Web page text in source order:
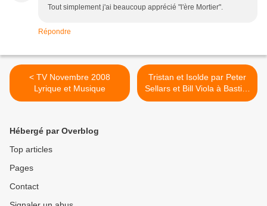
Tout simplement j'ai beaucoup apprécié "l'ère Mortier".
Répondre
< TV Novembre 2008
Lyrique et Musique
Tristan et Isolde par Peter
Sellars et Bill Viola à Bastille
>
Hébergé par Overblog
Top articles
Pages
Contact